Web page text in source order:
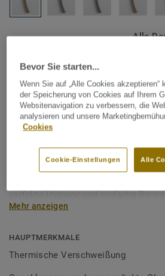
Alle
Tarkett Zubehör Komplettsortiment
Schweißschnur für
- Unicoloured
0545
zweier PVC-Bahnen verwendet und
perfekte Hygiene und einfache
Schweißschnüre sind erhältlich in
Bodenbelagssortiment abgestimmt.
von Kontrastfarben lassen sich auch
Mehr anzeigen
HAUPTMERKMALE
Thermische Verschweißung
Bevor Sie starten...
Wenn Sie auf „Alle Cookies
der Speicherung von Cookies auf Ihrem
Websitenavigation zu verbessern, die
analysieren und unsere
Cookies
Alle
Cookie-Einstellungen